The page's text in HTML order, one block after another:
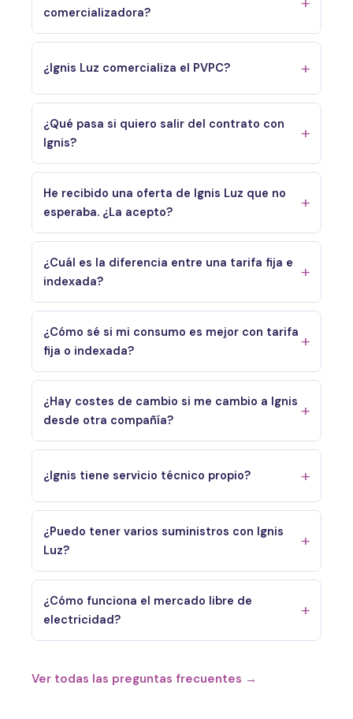
comercializadora?
¿Ignis Luz comercializa el PVPC?
¿Qué pasa si quiero salir del contrato con
Ignis?
He recibido una oferta de Ignis Luz que no
esperaba. ¿La acepto?
¿Cuál es la diferencia entre una tarifa fija e
indexada?
¿Cómo sé si mi consumo es mejor con tarifa
fija o indexada?
¿Hay costes de cambio si me cambio a Ignis
desde otra compañía?
¿Ignis tiene servicio técnico propio?
¿Puedo tener varios suministros con Ignis
Luz?
¿Cómo funciona el mercado libre de
electricidad?
Ver todas las preguntas frecuentes →